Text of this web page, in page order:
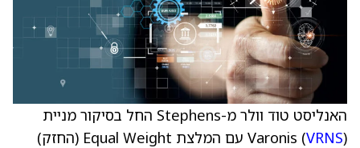
האנליסט טוד וולר מ-Stephens החל בסיקור מניית
Varonis (VRNS
) עם המלצת Equal Weight (החזק)